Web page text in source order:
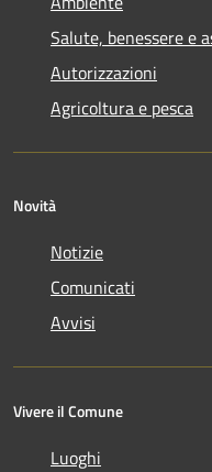
Salute, benessere e
Autorizzazioni
Agricoltura e pesca
Novità
Notizie
Comunicati
Avvisi
Vivere il Comune
Luoghi